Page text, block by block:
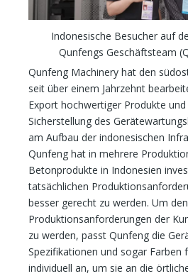
Indonesische Besucher auf
Qunfengs Geschäftsteam
Qunfeng Machinery hat den
seit über einem Jahrzehnt
Export hochwertiger Produkte
Sicherstellung des
am Aufbau der indonesischen
Qunfeng hat in mehrere
Betonprodukte in Indonesien
tatsächlichen
besser gerecht zu werden. Um
Produktionsanforderungen der
zu werden, passt Qunfeng die
Spezifikationen und sogar Farben
individuell an, um sie an die